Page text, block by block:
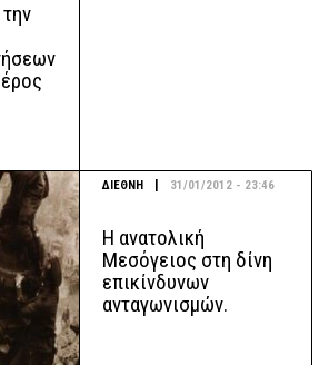
ΔΙΕΘΝΗ 31/01/2012 - 23:46
Η ανατολική
Μεσόγειος στη δίνη
επικίνδυνων
ανταγωνισμών.